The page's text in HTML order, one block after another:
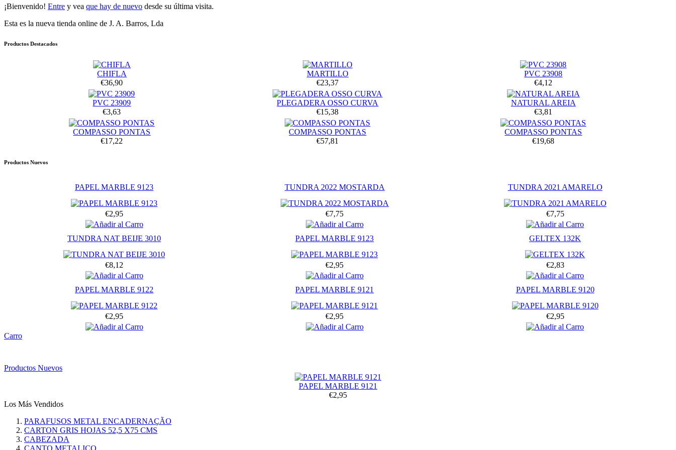
¡Bienvenido! Entre y vea que hay de nuevo desde su última visita.
Esta es la nueva tienda online de J. A. Barros, Lda
Productos Destacados
CHIFLA
€36,90
MARTILLO
€23,37
PVC 23908
€4,12
PVC 23909
€3,63
PLEGADERA OSSO CURVA
€15,38
NATURAL AREIA
€3,81
COMPASSO PONTAS
€17,22
COMPASSO PONTAS
€57,81
COMPASSO PONTAS
€19,68
Productos Nuevos
PAPEL MARBLE 9123
€2,95
TUNDRA 2022 MOSTARDA
€7,75
TUNDRA 2021 AMARELO
€7,75
TUNDRA NAT BEIJE 3010
€8,12
PAPEL MARBLE 9123
€2,95
GELTEX 132K
€2,83
PAPEL MARBLE 9122
€2,95
PAPEL MARBLE 9121
€2,95
PAPEL MARBLE 9120
€2,95
Carro
Productos Nuevos
PAPEL MARBLE 9121
€2,95
Los Más Vendidos
PARAFUSOS METAL ENCADERNAÇÃO
CARTON GRIS HOJAS 52,5 X75 CMS
CABEZADA
CANTO METALICO